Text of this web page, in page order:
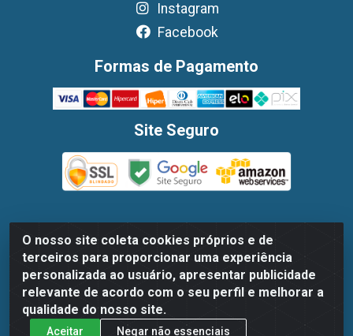
O nosso site coleta cookies próprios e de
terceiros para proporcionar uma experiência
personalizada ao usuário, apresentar publicidade
relevante de acordo com o seu perfil e melhorar a
qualidade do nosso site.
Aceitar Negar não essenciais
Instagram
Facebook
Formas de Pagamento
Site Seguro
Dispan Distribuidora de Alimentos LTDA - Avenida Marechal
Mascarenhas De Moraes, 1048- Imbiribeira, Recife/PE - CEP
51.170-000 - CNPJ 30.779.584/0003-78